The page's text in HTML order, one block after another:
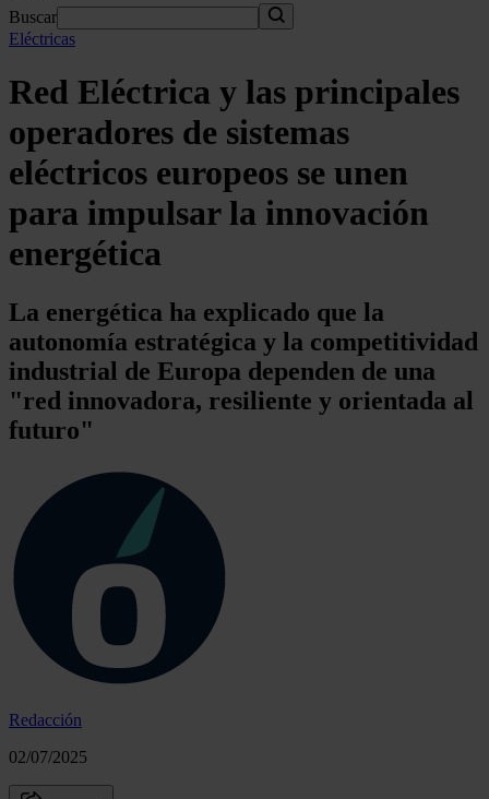
Buscar
Eléctricas
Red Eléctrica y las principales
operadores de sistemas
eléctricos europeos se unen
para impulsar la innovación
energética
La energética ha explicado que la
autonomía estratégica y la competitividad
industrial de Europa dependen de una
"red innovadora, resiliente y orientada al
futuro"
Redacción
02/07/2025